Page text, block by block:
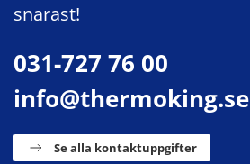
snarast!
031-727 76 00
info@thermoking.se
Se alla kontaktuppgifter